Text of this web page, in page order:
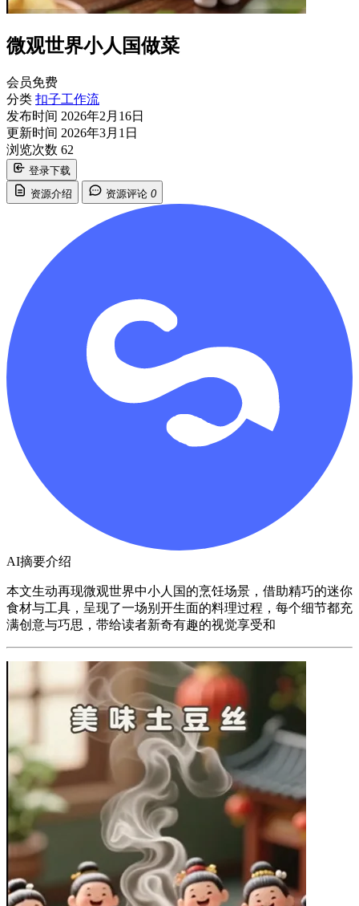
微观世界小人国做菜
会员免费
分类 扣子工作流
发布时间 2026年2月16日
更新时间 2026年3月1日
浏览次数 62
登录下载
资源介绍
资源评论 0
AI摘要介绍
本文生动再现微观世界中小人国的烹饪场景，借助精巧的迷你
食材与工具，呈现了一场别开生面的料理过程，每个细节都充
满创意与巧思，带给读者新奇有趣的视觉享受和